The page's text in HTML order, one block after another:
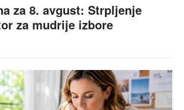
za 8. avgust: Strpljenje
za mudrije izbore